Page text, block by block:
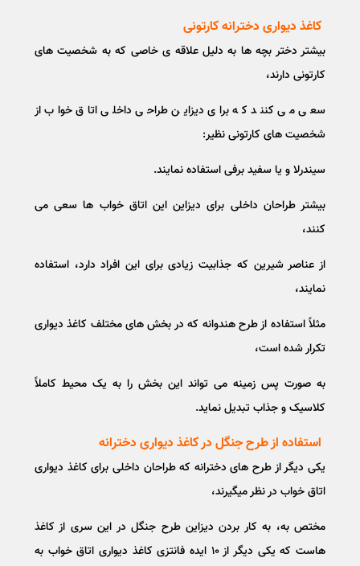
کاغذ دیواری دخترانه کارتونی
بیشتر دختر بچه ها به دلیل علاقه ی خاصی که به شخصیت های
کارتونی دارند،
سعی می کنند که برای دیزاین طراحی داخلی اتاق خواب از
شخصیت های کارتونی نظیر:
سیندرلا و یا سفید برفی استفاده نمایند.
بیشتر طراحان داخلی برای دیزاین این اتاق خواب ها سعی می
کنند،
از عناصر شیرین که جذابیت زیادی برای این افراد دارد، استفاده
نمایند،
مثلاً استفاده از طرح هندوانه که در بخش های مختلف کاغذ دیواری
تکرار شده است،
به صورت پس زمینه می تواند این بخش را به یک محیط کاملاً
کلاسیک و جذاب تبدیل نماید.
استفاده از طرح جنگل در کاغذ دیواری دخترانه
یکی دیگر از طرح های دخترانه که طراحان داخلی برای کاغذ دیواری
اتاق خواب در نظر میگیرند،
مختص به، به کار بردن دیزاین طرح جنگل در این سری از کاغذ
هاست که یکی دیگر از ۱۰ ایده فانتزی کاغذ دیواری اتاق خواب به